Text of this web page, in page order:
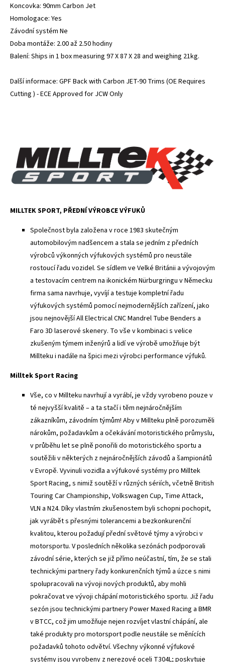
Koncovka: 90mm Carbon Jet
Homologace: Yes
Závodní systém Ne
Doba montáže: 2.00 až 2.50 hodiny
Balení: Ships in 1 box measuring 97 X 87 X 28 and weighing 21kg.
Další informace: GPF Back with Carbon JET-90 Trims (OE Requires
Cutting ) - ECE Approved for JCW Only
MILLTEK SPORT, PŘEDNÍ VÝROBCE VÝFUKŮ
Společnost byla založena v roce 1983 skutečným
automobilovým nadšencem a stala se jedním z předních
výrobců výkonných výfukových systémů pro neustále
rostoucí řadu vozidel. Se sídlem ve Velké Británii a vývojovým
a testovacím centrem na ikonickém Nürburgringu v Německu
firma sama navrhuje, vyvíjí a testuje kompletní řadu
výfukových systémů pomocí nejmodernějších zařízení, jako
jsou nejnovější All Electrical CNC Mandrel Tube Benders a
Faro 3D laserové skenery. To vše v kombinaci s velice
zkušeným týmem inženýrů a lidí ve výrobě umožňuje být
Millteku i nadále na špici mezi výrobci performance výfuků.
Milltek Sport Racing
Vše, co v Millteku navrhují a vyrábí, je vždy vyrobeno pouze v
té nejvyšší kvalitě – a ta stačí i těm nejnáročnějším
zákazníkům, závodním týmům! Aby v Millteku plně porozuměli
nárokům, požadavkům a očekávání motoristického průmyslu,
v průběhu let se plně ponořili do motoristického sportu a
soutěžili v některých z nejnáročnějších závodů a šampionátů
v Evropě. Vyvinuli vozidla a výfukové systémy pro Milltek
Sport Racing, s nimiž soutěží v různých sériích, včetně British
Touring Car Championship, Volkswagen Cup, Time Attack,
VLN a N24. Díky vlastním zkušenostem byli schopni pochopit,
jak vyrábět s přesnými tolerancemi a bezkonkurenční
kvalitou, kterou požadují přední světové týmy a výrobci v
motorsportu. V posledních několika sezónách podporovali
závodní série, kterých se již přímo neúčastní, tím, že se stali
technickými partnery řady konkurenčních týmů a úzce s nimi
spolupracovali na vývoji nových produktů, aby mohli
pokračovat ve vývoji chápání motoristického sportu. Již řadu
sezón jsou technickými partnery Power Maxed Racing a BMR
v BTCC, což jim umožňuje nejen rozvíjet vlastní chápání, ale
také produkty pro motorsport podle neustále se měnících
požadavků tohoto odvětví. Všechny výkonné výfukové
systémy jsou vyrobeny z nerezové oceli T304L; poskytuje